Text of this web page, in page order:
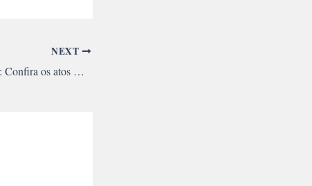
NEXT
Rumo à Greve Geral: Confira os atos marcados pelo país neste 1° de Maio contra a reforma da Previdência